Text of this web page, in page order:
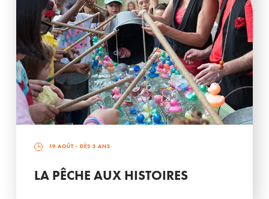
19 AOÛT - DÈS 3 ANS
LA PÊCHE AUX HISTOIRES